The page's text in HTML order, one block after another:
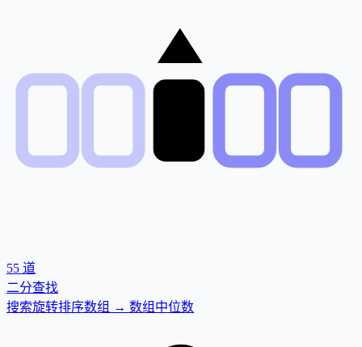
55 道
二分查找
搜索旋转排序数组 → 数组中位数